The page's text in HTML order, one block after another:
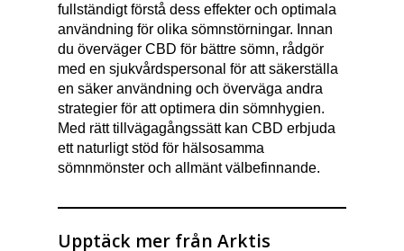
fullständigt förstå dess effekter och optimala
användning för olika sömnstörningar. Innan
du överväger CBD för bättre sömn, rådgör
med en sjukvårdspersonal för att säkerställa
en säker användning och överväga andra
strategier för att optimera din sömnhygien.
Med rätt tillvägagångssätt kan CBD erbjuda
ett naturligt stöd för hälsosamma
sömnmönster och allmänt välbefinnande.
Upptäck mer från Arktis